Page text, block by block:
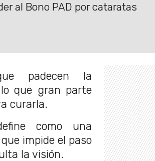
al Bono PAD por cataratas
padecen la
que gran parte
curarla.
como una
que impide el paso
la visión.